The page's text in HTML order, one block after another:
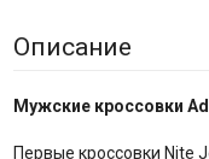
Описание
Мужские кроссовки
Первые кроссовки Nite